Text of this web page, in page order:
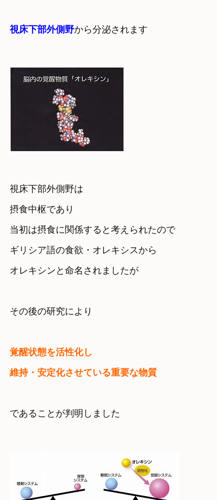
視床下部外側野から分泌されます
視床下部外側野は
摂食中枢であり
当初は摂食に関係すると考えられたので
ギリシア語の食欲・オレキシスから
オレキシンと命名されましたが
その後の研究により
覚醒状態を活性化し
維持・安定化させている重要な物質
であることが判明しました